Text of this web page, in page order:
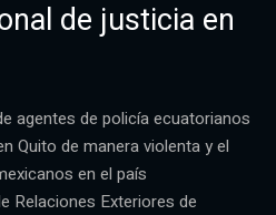
de justicia en
agentes de policía ecuatorianos
Quito de manera violenta y el
en el país
Relaciones Exteriores de